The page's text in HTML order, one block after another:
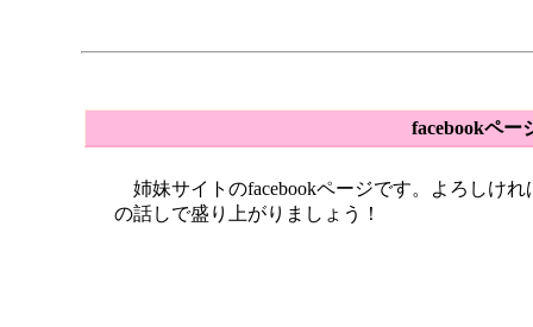
facebookペー
姉妹サイトのfacebookページです。よろしけ
の話しで盛り上がりましょう！